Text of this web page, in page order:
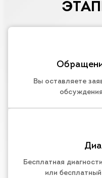
Вы оставляете
Бесплатная
или